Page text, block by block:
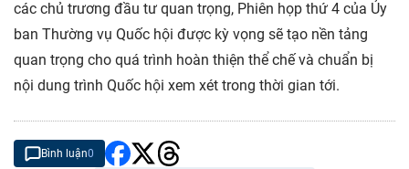
các chủ trương đầu tư quan trọng, Phiên họp thứ 4 của Ủy
ban Thường vụ Quốc hội được kỳ vọng sẽ tạo nền tảng
quan trọng cho quá trình hoàn thiện thể chế và chuẩn bị
nội dung trình Quốc hội xem xét trong thời gian tới.
Bình luận0